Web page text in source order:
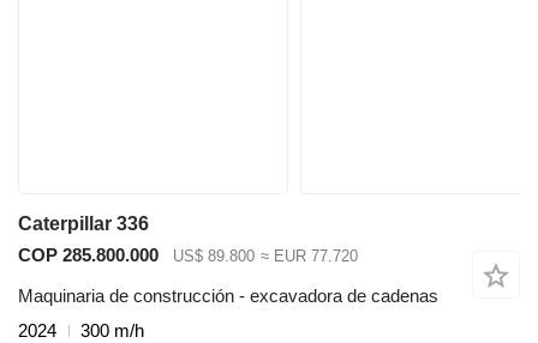
Caterpillar 336
COP 285.800.000
US$ 89.800 ≈ EUR 77.720
Maquinaria de construcción - excavadora de cadenas
2024
300 m/h